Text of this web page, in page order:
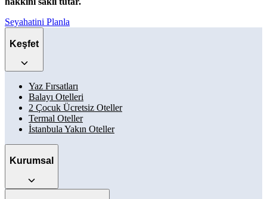
Seyahatini Planla
Keşfet
Yaz Fırsatları
Balayı Otelleri
2 Çocuk Ücretsiz Oteller
Termal Oteller
İstanbula Yakın Oteller
Kurumsal